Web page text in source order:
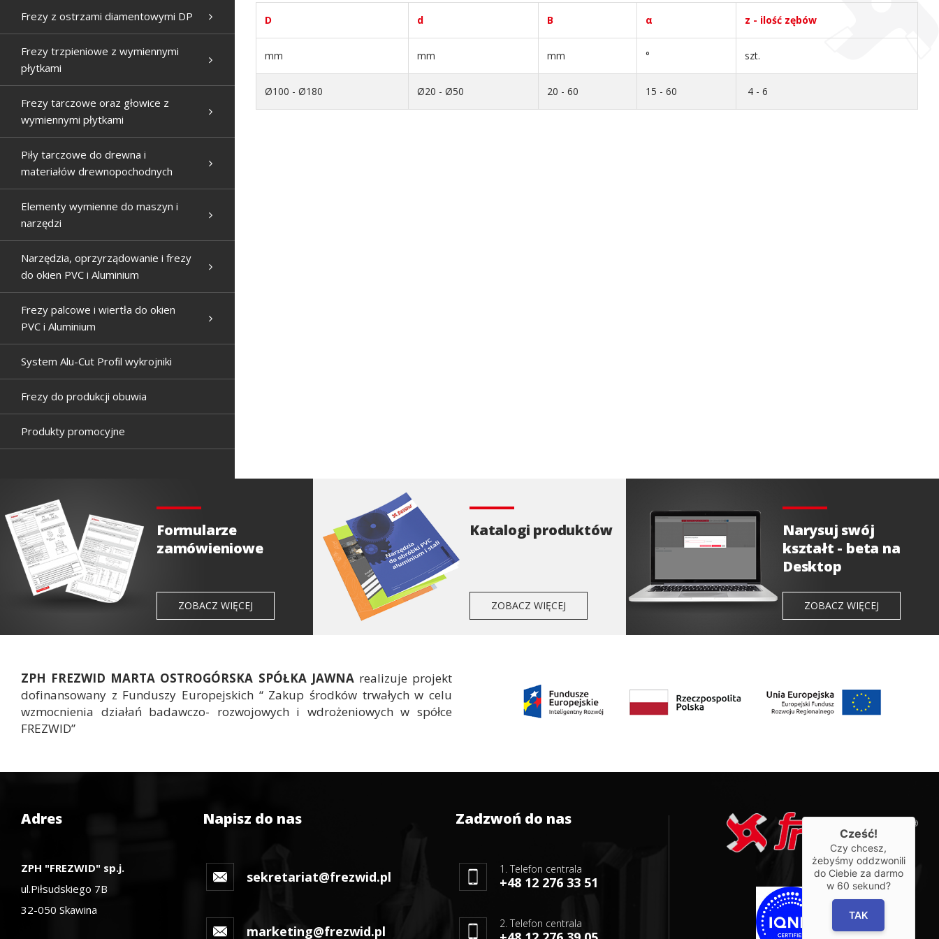
Frezy z ostrzami diamentowymi DP
Frezy trzpieniowe z wymiennymi
płytkami
Frezy tarczowe oraz głowice z
wymiennymi płytkami
Piły tarczowe do drewna i
materiałów drewnopochodnych
Elementy wymienne do maszyn i
narzędzi
Narzędzia, oprzyrządowanie i frezy
do okien PVC i Aluminium
Frezy palcowe i wiertła do okien
PVC i Aluminium
System Alu-Cut Profil wykrojniki
Frezy do produkcji obuwia
Produkty promocyjne
D d B α z - ilość zębów
mm mm mm ° szt.
Ø100 - Ø180 Ø20 - Ø50 20 - 60 15 - 60 4 - 6
Formularze
zamówieniowe
ZOBACZ WIĘCEJ
Katalogi produktów
ZOBACZ WIĘCEJ
Narysuj swój
kształt - beta na
Desktop
ZOBACZ WIĘCEJ
ZPH FREZWID MARTA OSTROGÓRSKA SPÓŁKA JAWNArealizuje projekt
dofinansowany z Funduszy Europejskich “ Zakup środków trwałych w celu
wzmocnienia działań badawczo- rozwojowych i wdrożeniowych w spółce
FREZWID”
Adres
ZPH "FREZWID" sp.j.
ul.Piłsudskiego 7B
32-050 Skawina
Napisz do nas
sekretariat@frezwid.pl
marketing@frezwid.pl
Zadzwoń do nas
1. Telefon centrala
+48 12 276 33 51
2. Telefon centrala
Cześć!
Czy chcesz,
żebyśmy oddzwonili
do Ciebie za darmo
w 60 sekund?
TAK